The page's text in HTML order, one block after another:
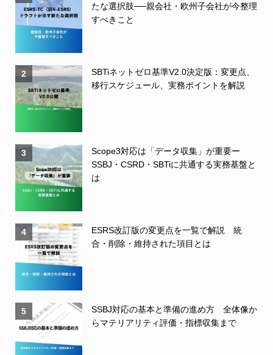
たな選択肢──親会社・欧州子会社が今整理
すべきこと
2
SBTiネットゼロ基準V2.0決定版：変更点、
移行スケジュール、実務ポイントを解説
3
Scope3対応は「データ収集」が重要ー
SSBJ・CSRD・SBTiに共通する実務基盤と
は
4
ESRS改訂版の変更点を一覧で解説 統
合・削除・維持された項目とは
5
SSBJ対応の基本と準備の進め方 全体像か
らマテリアリティ評価・指標収集まで